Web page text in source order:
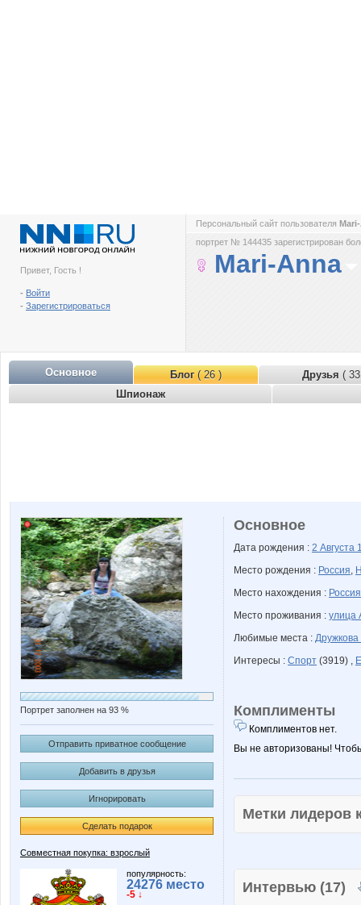
Привет, Гость !
- Войти
- Зарегистрироваться
Персональный сайт пользователя
портрет № 144435 зарегистрирован
Mari-Anna
Основное Блог( 26 ) Друзья (
Шпионаж
Портрет заполнен на 93 %
Отправить приватное сообщение
Добавить в друзья
Игнорировать
Сделать подарок
Совместная покупка: взрослый
популярность:
24276 место
-5 ↓
Основное
Дата рождения : 2 Августа
Место рождения : Россия,
Место нахождения : Россия
Место проживания : улица
Любимые места : Дружкова
Интересы : Спорт (3919) ,
Комплименты
Комплиментов нет.
Вы не авторизованы!
Метки
Интервью (17)